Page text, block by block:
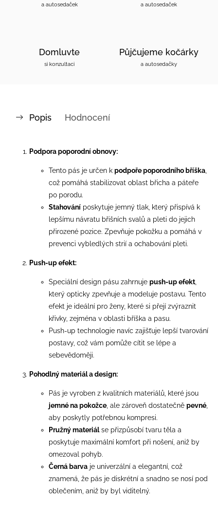
a autosedaček a autosedaček
Domluvte
si konzultaci
Půjčujeme kočárky
a autosedačky
Popis Hodnocení
Podpora poporodní obnovy:
Tento pás je určen k podpoře poporodního bříška
což pomáhá stabilizovat oblast břicha a páteře
po porodu.
Stahování poskytuje jemný tlak, který přispívá k
lepšímu návratu břišních svalů a pleti do jejich
přirozené pozice. Zpevňuje pokožku a pomáhá v
prevenci vybledlých strií a ochabování pleti.
Push-up efekt:
Speciální design pásu zahrnuje push-up efekt
který opticky zpevňuje a modeluje postavu. Tento
efekt je ideální pro ženy, které si přejí zvýraznit
křivky, zejména v oblasti bříška a pasu.
Push-up technologie navíc zajišťuje lepší tvarování
postavy, což vám pomůže cítit se lépe a
sebevědoměji.
Pohodlný materiál a design:
Pás je vyroben z kvalitních materiálů, které jsou
jemné na pokožce , ale zároveň dostatečně pevné
aby poskytly potřebnou kompresi.
Pružný materiálse přizpůsobí tvaru těla a
poskytuje maximální komfort při nošení, aniž by
omezoval pohyb.
Černá barva je univerzální a elegantní, což
znamená, že pás je diskrétní a snadno se nosí pod
oblečením, aniž by byl viditelný.